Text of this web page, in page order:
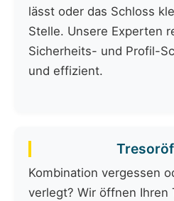
lässt oder das Schloss
Stelle. Unsere Experten
Sicherheits- und Profil-
und effizient.
Kombination vergessen
verlegt? Wir öffnen Ihren